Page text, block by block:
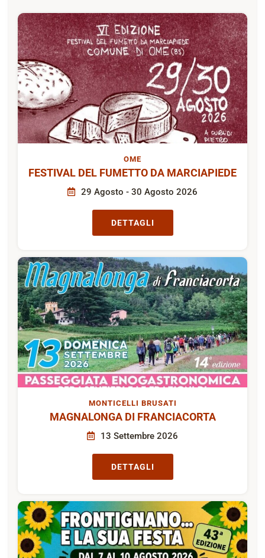
OME
FESTIVAL DEL FUMETTO DA MARCIAPIEDE
29 Agosto - 30 Agosto 2026
DETTAGLI
MONTICELLI BRUSATI
MAGNALONGA DI FRANCIACORTA
13 Settembre 2026
DETTAGLI